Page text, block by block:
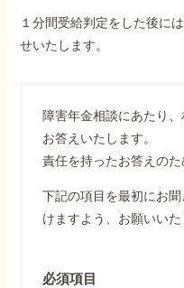
１分間受給判定をした後に
せいたします。
障害年金相談にあたり
お答えいたします。
責任を持ったお答えのた
下記の項目を最初にお
けますよう、お願いいた
必須項目